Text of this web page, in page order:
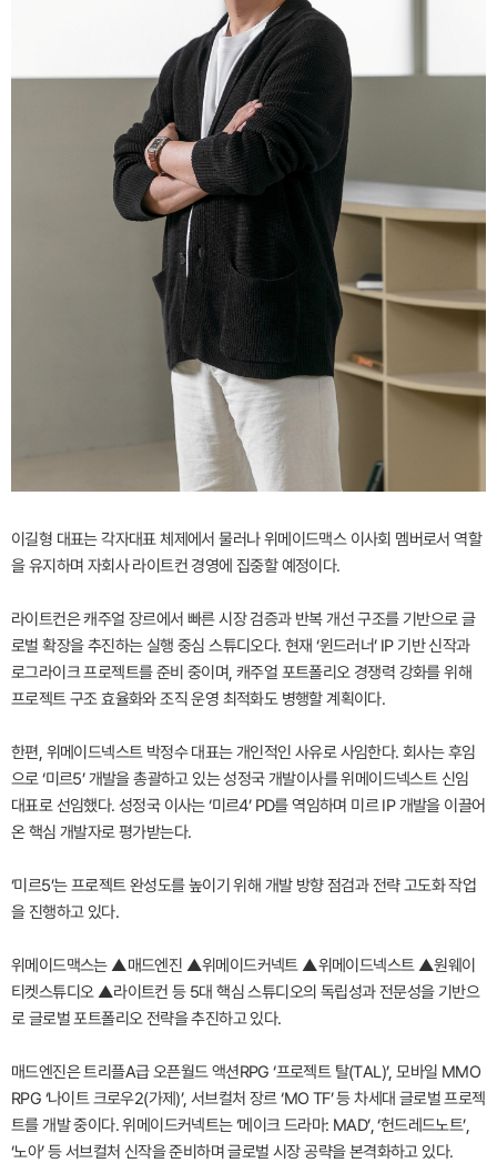
이길형 대표는 각자대표 체제에서 물러나 위메이드맥스 이사회 멤버로서 역할
을 유지하며 자회사 라이트컨 경영에 집중할 예정이다.
라이트컨은 캐주얼 장르에서 빠른 시장 검증과 반복 개선 구조를 기반으로 글
로벌 확장을 추진하는 실행 중심 스튜디오다. 현재 ‘윈드러너’ IP 기반 신작과
로그라이크 프로젝트를 준비 중이며, 캐주얼 포트폴리오 경쟁력 강화를 위해
프로젝트 구조 효율화와 조직 운영 최적화도 병행할 계획이다.
한편, 위메이드넥스트 박정수 대표는 개인적인 사유로 사임한다. 회사는 후임
으로 ‘미르5’ 개발을 총괄하고 있는 성정국 개발이사를 위메이드넥스트 신임
대표로 선임했다. 성정국 이사는 ‘미르4’ PD를 역임하며 미르 IP 개발을 이끌어
온 핵심 개발자로 평가받는다.
‘미르5’는 프로젝트 완성도를 높이기 위해 개발 방향 점검과 전략 고도화 작업
을 진행하고 있다.
위메이드맥스는 ▲매드엔진 ▲위메이드커넥트 ▲위메이드넥스트 ▲원웨이
티켓스튜디오 ▲라이트컨 등 5대 핵심 스튜디오의 독립성과 전문성을 기반으
로 글로벌 포트폴리오 전략을 추진하고 있다.
매드엔진은 트리플A급 오픈월드 액션RPG ‘프로젝트 탈(TAL)’, 모바일 MMO
RPG ‘나이트 크로우2(가제)’, 서브컬처 장르 ‘MO TF’ 등 차세대 글로벌 프로젝
트를 개발 중이다. 위메이드커넥트는 ‘메이크 드라마: MAD’, ‘헌드레드노트’,
‘노아’ 등 서브컬처 신작을 준비하며 글로벌 시장 공략을 본격화하고 있다.